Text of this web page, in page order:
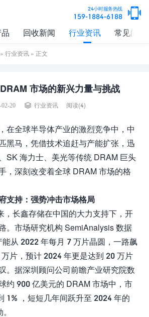
24小时服务热线
159-1884-6188
回收新闻 行业资讯 常见问题
» 行业资讯 » 正文
市场的新兴力量与挑战
02-20 行业资讯 阅读(4)
在全球半导体产业的激烈竞争中，中
黑马，凭借技术追赶与产能扩张，迅
SK 海力士、美光等传统 DRAM 巨头
，深刻改变着全球 DRAM 市场的格
支持：强势冲击市场格局
，长鑫存储在中国的大力支持下，开
。市场研究机构 SemiAnalysis 数据
从 2022 年每月 7 万片晶圆，一路飙
片，预计 2024 年更是达到 20 万片
。据深圳顾问公司前瞻产业研究院数
约 900 亿美元的 DRAM 市场中，市
1% ，短短几年间跃升至 2024 年的